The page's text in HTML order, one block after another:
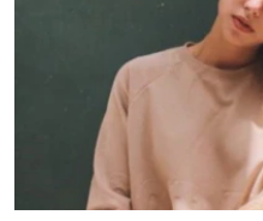
ПРОПАВШИЕ БЕЗ ВЕСТИ
ПОБЕДИТЕЛЕЙ НЕ СУДЯТ?
КРЫМ.НЕПОКОРЕННЫЙ
УКРАИНСКАЯ ПРОБЛЕМА
ПРИСОЕДИНЯЙТЕСЬ!